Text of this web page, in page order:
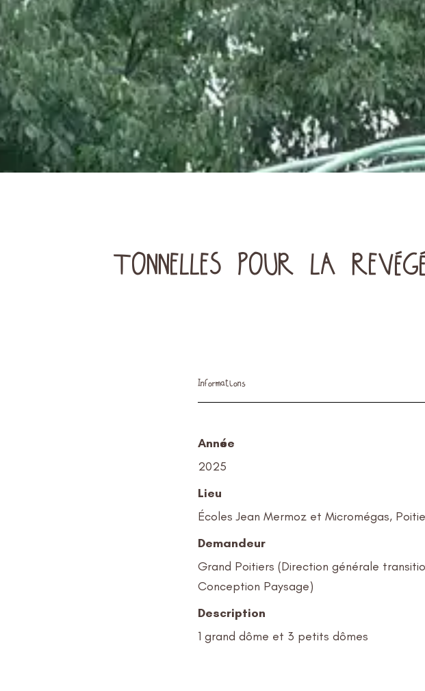
TONNELLES POUR LA
Informations
Année
2025
Lieu
Écoles Jean Mermoz et Micromégas,
Demandeur
Grand Poitiers (Direction générale
Conception Paysage)
Description
1 grand dôme et 3 petits dômes